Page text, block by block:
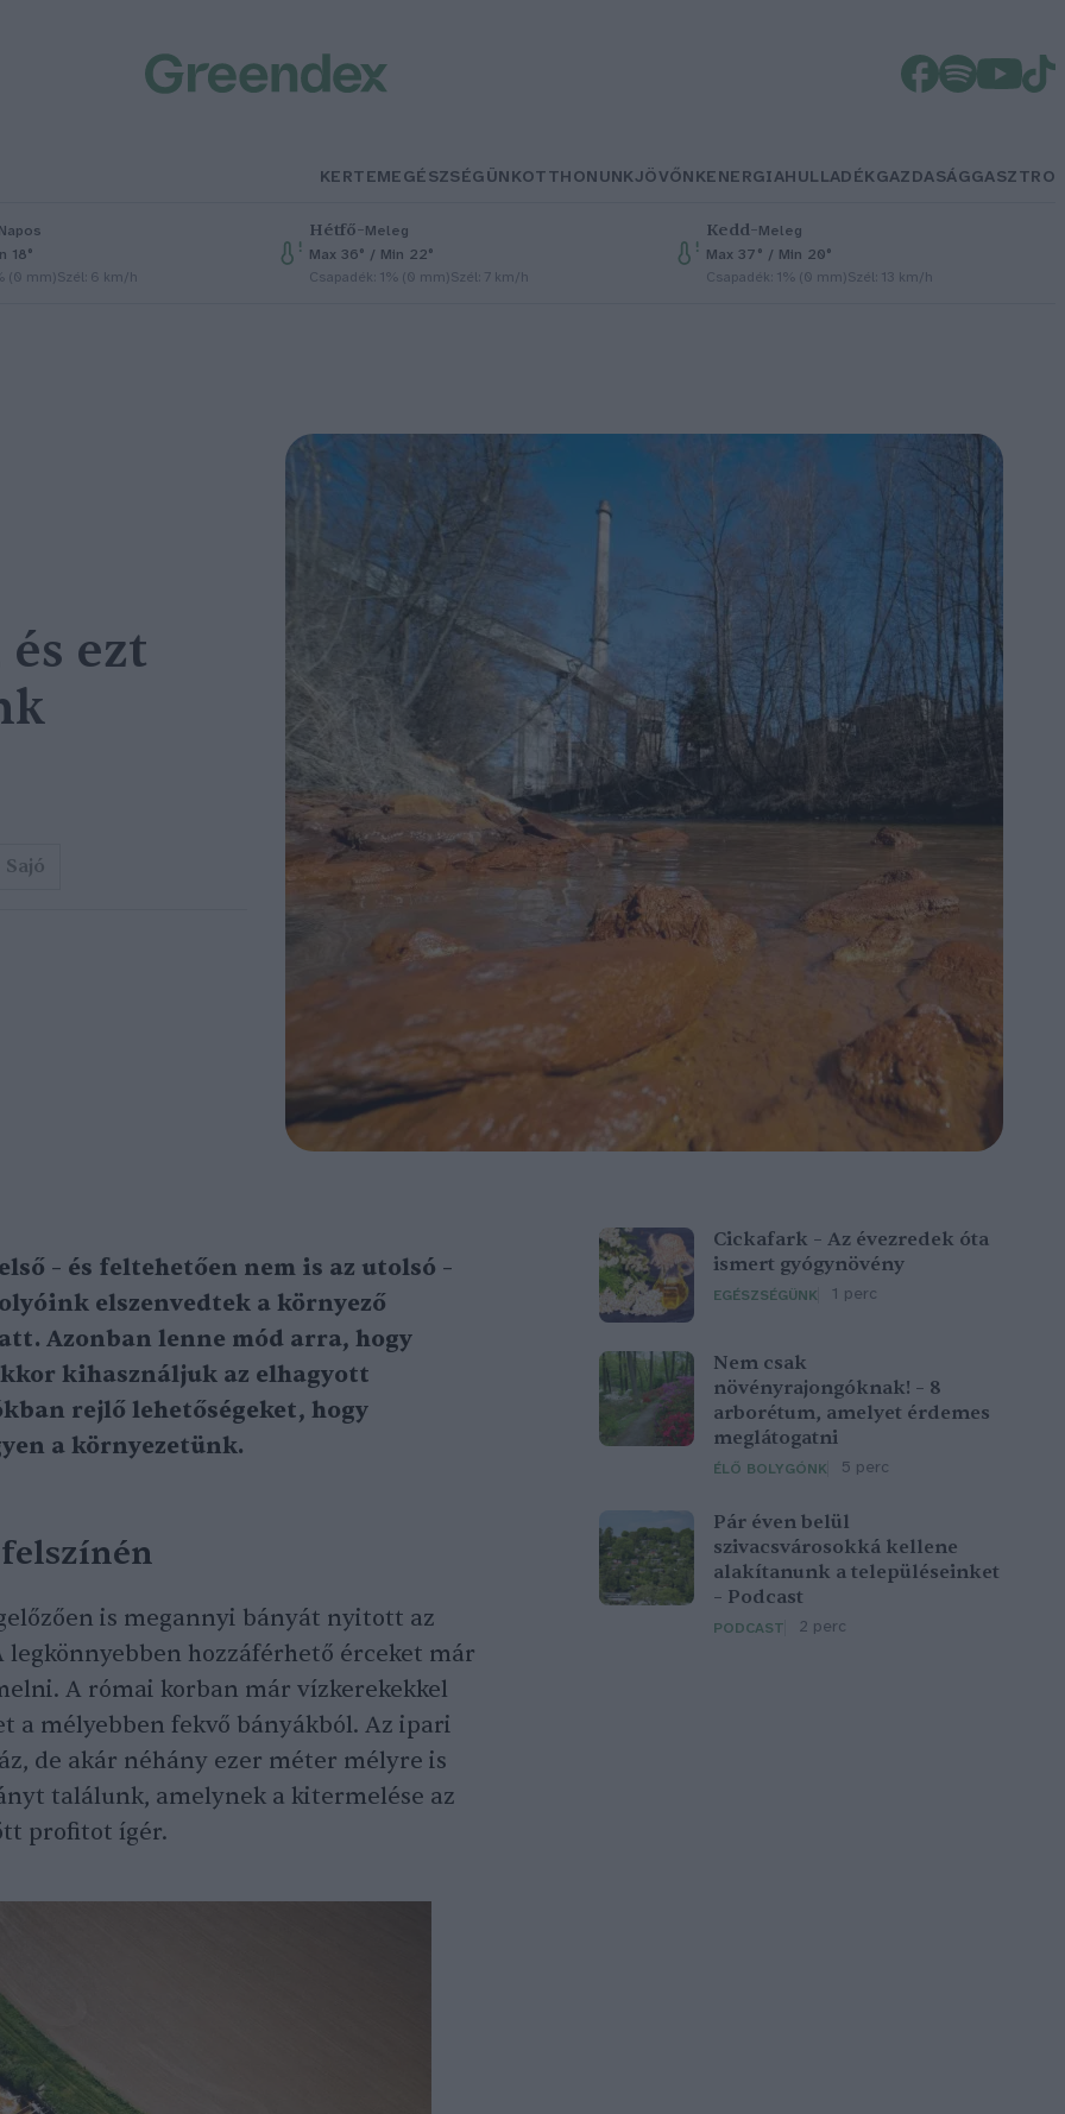
KERTEMEGÉSZSÉGÜNKOTTHONUNKJÖVŐNKENERGIAHULLADÉKGAZDASÁGGASZTRO
Napos
18°
(0 mm)Szél: 6 km/h
Hétfő–Meleg
Max 36° / Min 22°
Csapadék: 1% (0 mm)Szél: 7 km/h
Kedd–Meleg
Max 37° / Min 20°
Csapadék: 1% (0 mm)Szél: 13 km/h
ezt
Sajó
– és feltehetően nem is az utolsó –
elszenvedtek a környező
Azonban lenne mód arra, hogy
kihasználjuk az elhagyott
rejlő lehetőségeket, hogy
a környezetünk.
is megannyi bányát nyitott az
legkönnyebben hozzáférhető érceket már
A római korban már vízkerekekkel
a mélyebben fekvő bányákból. Az ipari
de akár néhány ezer méter mélyre is
találunk, amelynek a kitermelése az
profitot ígér.
Cickafark – Az évezredek óta
ismert gyógynövény
EGÉSZSÉGÜNK 1 perc
Nem csak
növényrajongóknak! – 8
arborétum, amelyet érdemes
meglátogatni
ÉLŐ BOLYGÓNK 5 perc
Pár éven belül
szivacsvárosokká kellene
alakítanunk a településeinket
– Podcast
PODCAST 2 perc